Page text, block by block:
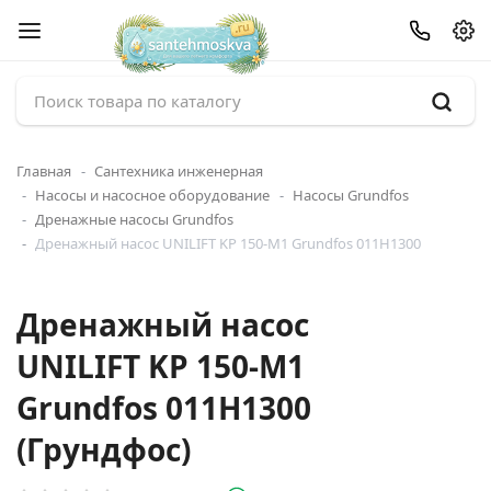
Главная
Сантехника инженерная
Насосы и насосное оборудование
Насосы Grundfos
Дренажные насосы Grundfos
Дренажный насос UNILIFT KP 150-M1 Grundfos 011H1300
Дренажный насос
UNILIFT KP 150-M1
Grundfos 011H1300
(Грундфос)